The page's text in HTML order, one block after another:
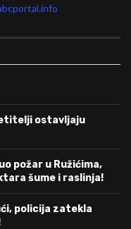
ostavljaju
požar u Ružićima,
šume i raslinja!
policija zatekla